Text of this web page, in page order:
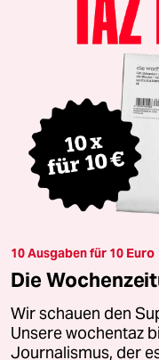
10 Ausgaben für 10 Euro
Die
Wir schauen den
Unsere wochentaz
Journalismus, der